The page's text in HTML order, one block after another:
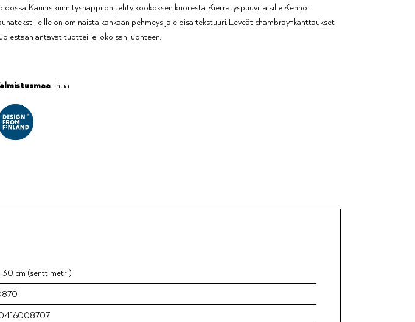
Kaunis kiinnitysnappi on tehty kookoksen kuoresta. Kierrätyspuuvillaisille Kenno-
on ominaista kankaan pehmeys ja eloisa tekstuuri. Leveät chambray-kanttaukset
antavat tuotteille lokoisan luonteen.
: Intia
30 cm (senttimetri)